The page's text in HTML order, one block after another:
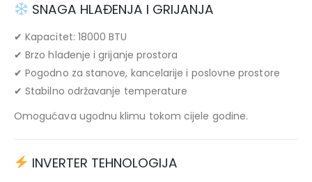
SNAGA HLAĐENJA I GRIJANJA
✔ Kapacitet: 18000 BTU
✔ Brzo hlađenje i grijanje prostora
✔ Pogodno za stanove, kancelarije i poslovne prostore
✔ Stabilno održavanje temperature
Omogućava ugodnu klimu tokom cijele godine.
INVERTER TEHNOLOGIJA